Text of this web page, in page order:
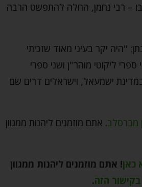
– רבי נחמן, החלה להתפשט הרבה
"היה יקר בעיני מאוד שזכיתי
ליקוטי מוהר"ן ושני ספרי
ישמעאל, וישראלים דרים שם
מברסלב. אתם מוזמנים ליהנות ממגוון
כאן! אתם מוזמנים ליהנות ממגוון
בקישור הזה.